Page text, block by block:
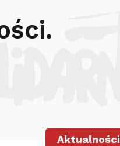
Aktualności